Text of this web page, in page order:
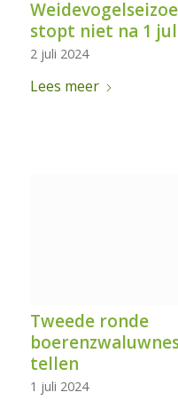
stopt niet na 1
2 juli 2024
Lees meer
Tweede ronde
tellen
1 juli 2024